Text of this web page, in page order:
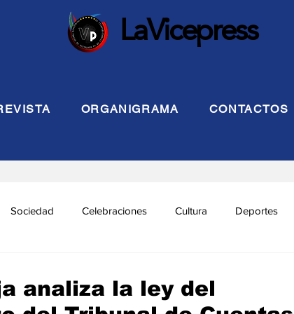
LaVicepress
ORGANIGRAMA CONTACTOS
Sociedad Celebraciones Cultura Deportes
analiza la ley del